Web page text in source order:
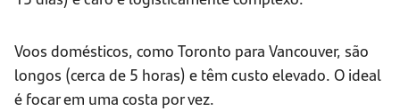
Voos domésticos, como Toronto para Vancouver, são
longos (cerca de 5 horas) e têm custo elevado. O ideal
é focar em uma costa por vez.